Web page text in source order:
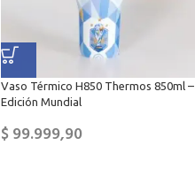
Vaso Térmico H850 Thermos 850ml –
Edición Mundial
$99.999,90